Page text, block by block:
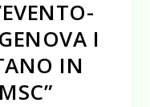
I
IN